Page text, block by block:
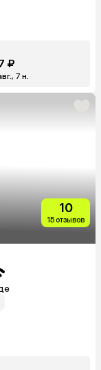
₽
7 н.
10
15 отзывов